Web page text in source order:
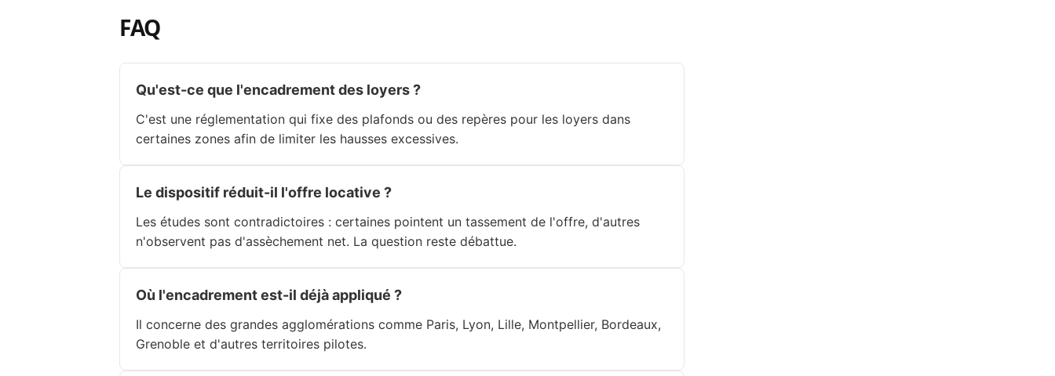
FAQ
Qu'est-ce que l'encadrement des loyers ?
C'est une réglementation qui fixe des plafonds ou des repères pour les loyers dans
certaines zones afin de limiter les hausses excessives.
Le dispositif réduit-il l'offre locative ?
Les études sont contradictoires : certaines pointent un tassement de l'offre, d'autres
n'observent pas d'assèchement net. La question reste débattue.
Où l'encadrement est-il déjà appliqué ?
Il concerne des grandes agglomérations comme Paris, Lyon, Lille, Montpellier, Bordeaux,
Grenoble et d'autres territoires pilotes.